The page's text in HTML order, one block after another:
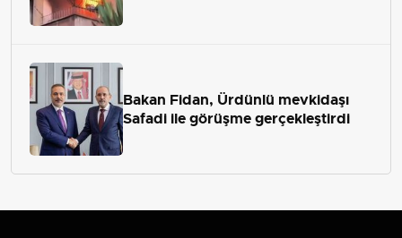
Bakan Fidan, Ürdünlü mevkidaşı
Safadi ile görüşme gerçekleştirdi